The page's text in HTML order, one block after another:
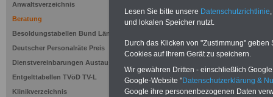
Anwaltsverzeichnis
Beratung
Besoldungstabellen Bund Länder
Deutscher Personalräte Preis
Dienstvereinbarungen Austausch
Entgelttabellen TVöD TV-L
Klinikverzeichnis
T
Lesen Sie bitte unsere Datenschutzrichtlinie
und lokalen Speicher nutzt.
Durch das Klicken von "Zustimmung"
Cookies auf Ihrem Gerät zu speichern.
Wir gewähren Dritten - einschließlich
Google-Website "Datenschutzerklärung &
Google ihre personenbezogenen Daten